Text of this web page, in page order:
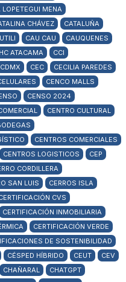
LOPETEGUI MENA
CHÁVEZ
CATALUÑA
CAU CAU
CAUQUENES
ATACAMA
CCI
CDMX CEC
CECILIA PAREDES
CENCO MALLS
CENSO 2024
CENTRO CULTURAL
CENTROS COMERCIALES
CENTROS LOGISTICOS
CEP
CORDILLERA
SAN LUIS
CERROS ISLA
CVS
CERTIFICACIÓN INMOBILIARIA
CERTIFICACIÓN VERDE
DE SOSTENIBILIDAD
CÉSPED HÍBRIDO CEUT
CEV
CHAÑARAL
CHATGPT